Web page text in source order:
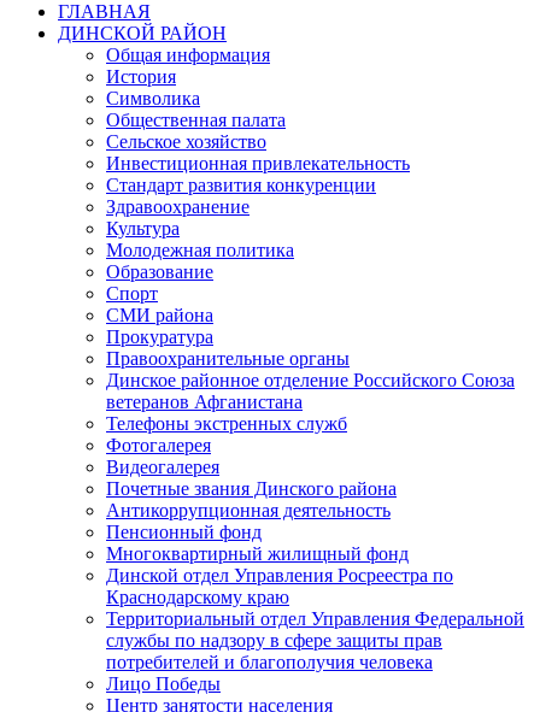
ГЛАВНАЯ
ДИНСКОЙ РАЙОН
Общая информация
История
Символика
Общественная палата
Сельское хозяйство
Инвестиционная привлекательность
Стандарт развития конкуренции
Здравоохранение
Культура
Молодежная политика
Образование
Спорт
СМИ района
Прокуратура
Правоохранительные органы
Динское районное отделение Российского Союза
ветеранов Афганистана
Телефоны экстренных служб
Фотогалерея
Видеогалерея
Почетные звания Динского района
Антикоррупционная деятельность
Пенсионный фонд
Многоквартирный жилищный фонд
Динской отдел Управления Росреестра по
Краснодарскому краю
Территориальный отдел Управления Федеральной
службы по надзору в сфере защиты прав
потребителей и благополучия человека
Лицо Победы
Центр занятости населения